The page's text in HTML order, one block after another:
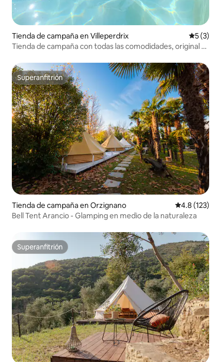
Tienda de campaña en Villeperdrix
5 (3)
Tienda de campaña con todas las comodidades, original y
Superanfitrión
Superanfitrión
Tienda de campaña en Orzignano Calificación
4.8 (123)
Bell Tent Arancio - Glamping en medio de la naturaleza
Superanfitrión
Superanfitrión